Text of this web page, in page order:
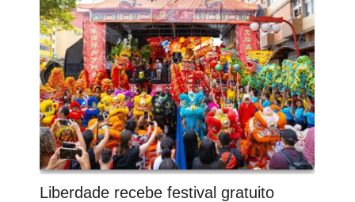
Liberdade recebe festival gratuito